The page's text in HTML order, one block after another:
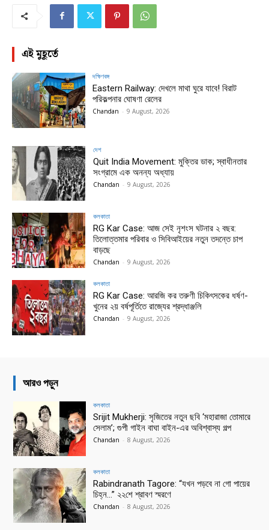
এই মুহূর্তে
দক্ষিণবঙ্গ
Eastern Railway: দেখলে মাথা ঘুরে যাবে! বিরাট
পরিকল্পনার ঘোষণা রেলের
Chandan - 9 August, 2026
দেশ
Quit India Movement: মুক্তির ডাক; স্বাধীনতার
সংগ্রামে এক অনন্য অধ্যায়
Chandan - 9 August, 2026
কলকাতা
RG Kar Case: আজ সেই নৃশংস ঘটনার ২ বছর:
তিলোত্তমার পরিবার ও সিবিআইয়ের নতুন তদন্তে চাপ
বাড়ছে
Chandan - 9 August, 2026
কলকাতা
RG Kar Case: আরজি কর তরুণী চিকিৎসকের ধর্ষণ-
খুনের ২য় বর্ষপূর্তিতে রাজ্যের শ্রদ্ধাঞ্জলি
Chandan - 9 August, 2026
আরও পড়ুন
কলকাতা
Srijit Mukherji: সৃজিতের নতুন ছবি ‘মহারাজা তোমারে
সেলাম’; গুপী গাইন বাঘা বাইন-এর অবিশ্বাস্য গল্প
Chandan - 8 August, 2026
কলকাতা
Rabindranath Tagore: “যখন পড়বে না গো পায়ের
চিহ্ন…” ২২শে শ্রাবণ স্মরণে
Chandan - 8 August, 2026